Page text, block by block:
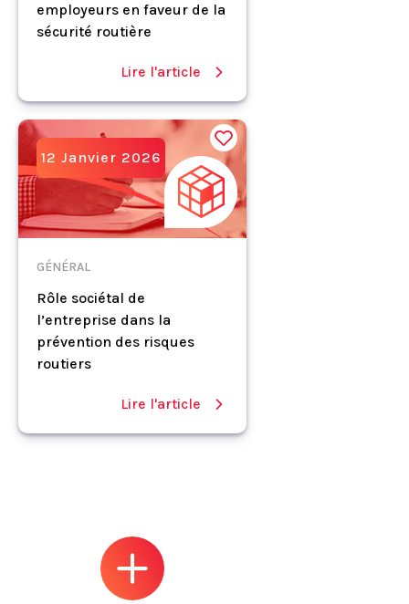
employeurs en faveur de la
sécurité routière
Lire l'article
12 Janvier 2026
GÉNÉRAL
Rôle sociétal de
l’entreprise dans la
prévention des risques
routiers
Lire l'article